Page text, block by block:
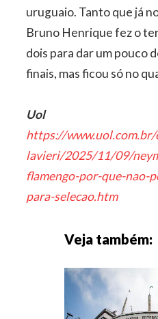
uruguaio. Tanto que já
Bruno Henrique fez o
dois para dar um pouco
finais, mas ficou só no
Uol
https://
lavieri/2025/11/09/
flamengo-por-que-nao-
para-selecao.htm
Veja também: